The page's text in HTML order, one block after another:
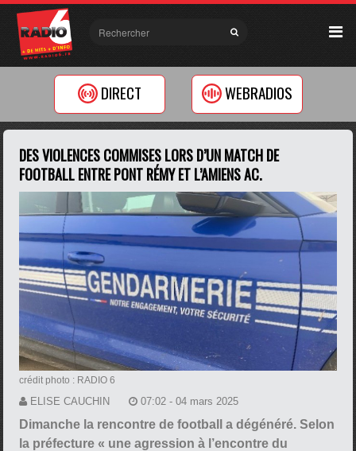
DIRECT WEBRADIOS
DES VIOLENCES COMMISES LORS D’UN MATCH DE
FOOTBALL ENTRE PONT RÉMY ET L’AMIENS AC.
crédit photo : RADIO 6
ELISE CAUCHIN 07:02 - 04 mars 2025
Dimanche la rencontre de football a dégénéré. Selon
la préfecture « une agression à l’encontre du